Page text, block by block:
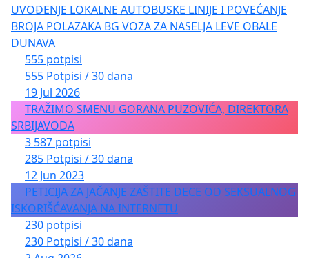
UVOĐENJE LOKALNE AUTOBUSKE LINIJE I POVEĆANJE
BROJA POLAZAKA BG VOZA ZA NASELJA LEVE OBALE
DUNAVA
555 potpisi
555 Potpisi / 30 dana
19 Jul 2026
TRAŽIMO SMENU GORANA PUZOVIĆA, DIREKTORA
SRBIJAVODA
3 587 potpisi
285 Potpisi / 30 dana
12 Jun 2023
PETICIJA ZA JAČANJE ZAŠTITE DECE OD SEKSUALNOG
ISKORIŠĆAVANJA NA INTERNETU
230 potpisi
230 Potpisi / 30 dana